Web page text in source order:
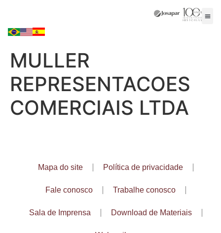
MULLER
REPRESENTACOES
COMERCIAIS LTDA
Mapa do site Política de privacidade
Fale conosco Trabalhe conosco
Sala de Imprensa Download de Materiais